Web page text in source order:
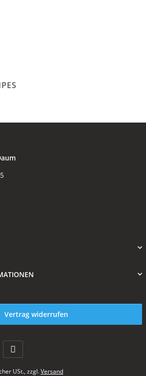
Vertrag widerrufen
USt., zzgl.Versand